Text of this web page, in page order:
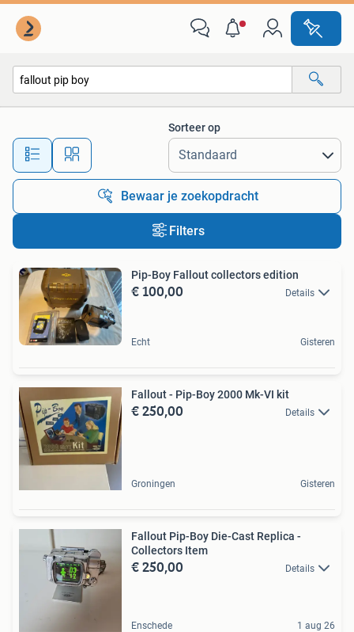
Alle afstanden…
Sorteer op
Bewaar je zoekopdracht
Filters
Pip-Boy Fallout collectors edition
€ 100,00 Details
Echt Gisteren
Fallout - Pip-Boy 2000 Mk-VI kit
€ 250,00 Details
Groningen Gisteren
Fallout Pip-Boy Die-Cast Replica -
Collectors Item
€ 250,00 Details
Enschede 1 aug 26